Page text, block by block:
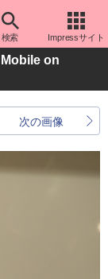
検索 Impressサイト
Mobile on
次の画像